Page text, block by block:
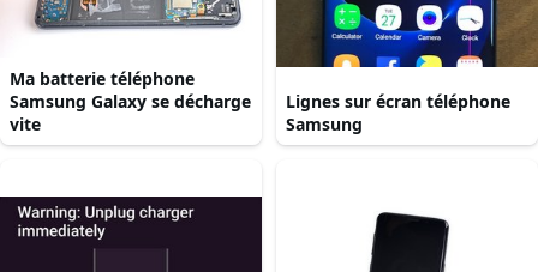
Ma batterie téléphone
Samsung Galaxy se décharge
vite
Lignes sur écran téléphone
Samsung